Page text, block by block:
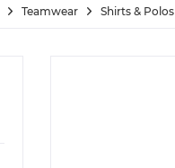
Teamwear Shirts & Polos